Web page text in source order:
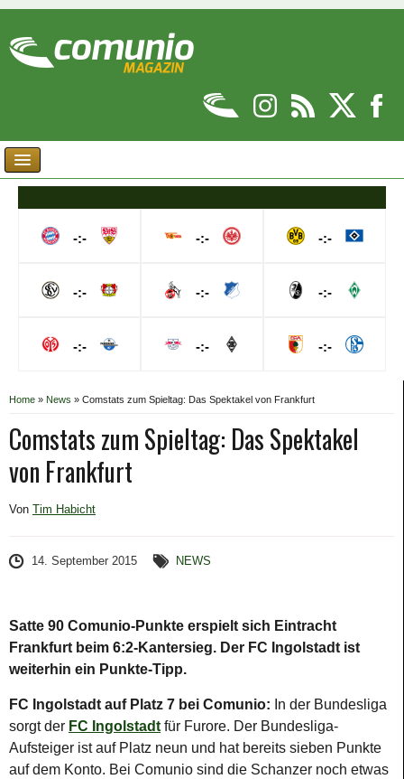
-:-
-:-
-:-
-:-
-:-
-:-
-:-
-:-
-:-
Home » News » Comstats zum Spieltag: Das Spektakel von Frankfurt
Comstats zum Spieltag: Das Spektakel
von Frankfurt
Von Tim Habicht
14. September 2015 NEWS
Satte 90 Comunio-Punkte erspielt sich Eintracht
Frankfurt beim 6:2-Kantersieg. Der FC Ingolstadt ist
weiterhin ein Punkte-Tipp.
FC Ingolstadt auf Platz 7 bei Comunio: In der Bundesliga
sorgt der FC Ingolstadt für Furore. Der Bundesliga-
Aufsteiger ist auf Platz neun und hat bereits sieben Punkte
auf dem Konto. Bei Comunio sind die Schanzer noch etwas